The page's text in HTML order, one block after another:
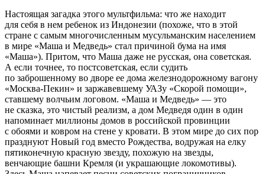
Настоящая загадка этого мультфильма: что же находит
для себя в нем ребенок из Индонезии (похоже, что в этой
стране с самым многочисленным мусульманским населением
в мире «Маша и Медведь» стал причиной бума на имя
«Маша»). Притом, что Маша даже не русская, она советская.
А если точнее, то постсоветская, если судить
по заброшенному во дворе ее дома железнодорожному вагону
«Москва-Пекин» и заржавевшему УАЗу «Скорой помощи»,
ставшему волчьим логовом. «Маша и Медведь» — это
не сказка, это чистый реализм, а дом Медведя один в один
напоминает миллионы домов в российской провинции
с обоями и ковром на стене у кровати. В этом мире до сих пор
празднуют Новый год вместо Рождества, водружая на елку
пятиконечную красную звезду, похожую на звезды,
венчающие башни Кремля (и украшающие локомотивы).